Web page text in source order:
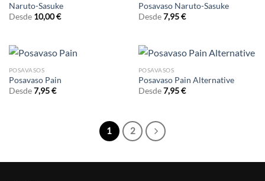
Naruto-Sasuke
Desde 10,00€
Posavaso Naruto-Sasuke
Desde7,95€
POSAVASOS
Posavaso Pain
Desde7,95€
POSAVASOS
Posavaso Pain Alternative
Desde7,95€
1 2